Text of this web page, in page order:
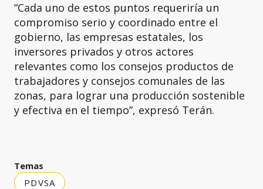
“Cada uno de estos puntos requeriría un
compromiso serio y coordinado entre el
gobierno, las empresas estatales, los
inversores privados y otros actores
relevantes como los consejos productos de
trabajadores y consejos comunales de las
zonas, para lograr una producción sostenible
y efectiva en el tiempo”, expresó Terán.
Temas
PDVSA